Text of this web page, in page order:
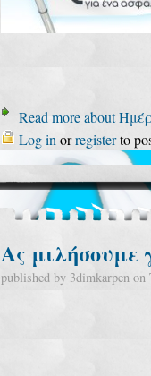
Read moreabout
Log in orregisterto
Ας μιλήσουμε
published by 3dimkarpen on